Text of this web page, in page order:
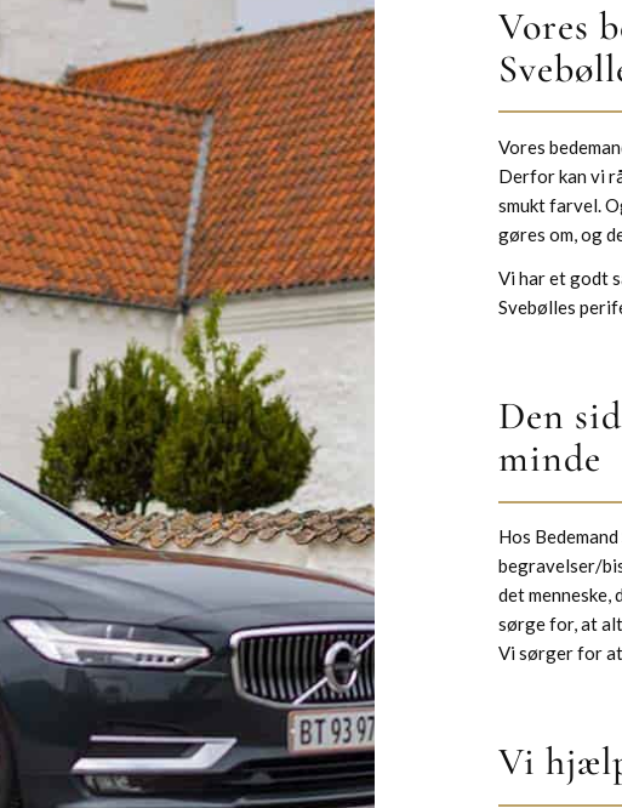
Vores
Vores
Derfor kan vi
smukt farvel.
gøres om, og
Vi har et godt
Svebølles
Den
minde
Hos
begravelser/
det
sørge for, at
Vi sørger for
Vi